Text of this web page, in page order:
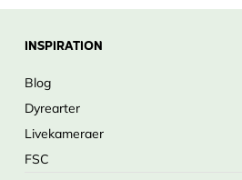
INSPIRATION
Blog
Dyrearter
Livekameraer
FSC